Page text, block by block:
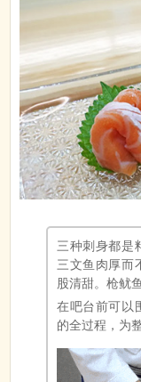
三种刺身都是
三文鱼肉厚而
股清甜。枪鱿
在吧台前可以
的全过程，为